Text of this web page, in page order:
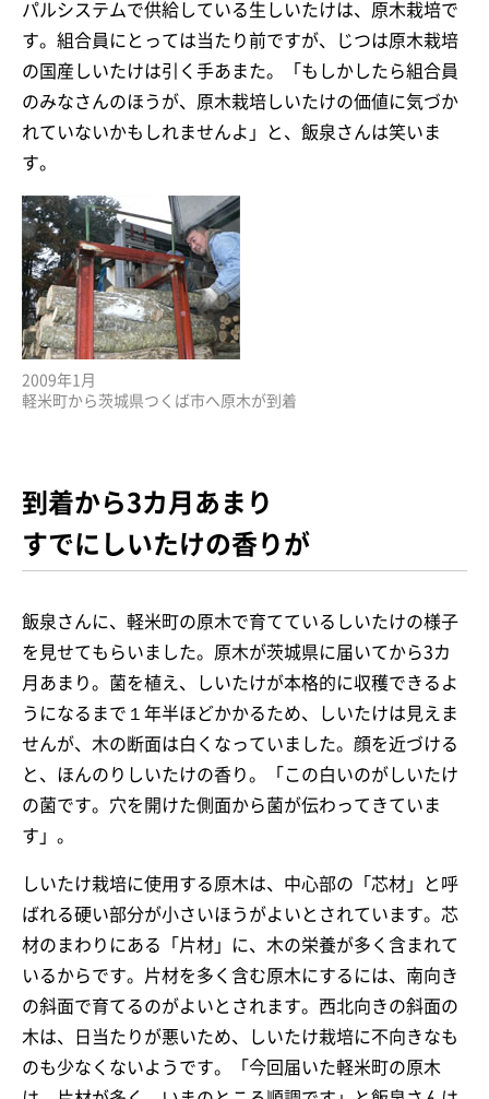
パルシステムで供給している生しいたけは、原木栽培で
す。組合員にとっては当たり前ですが、じつは原木栽培
の国産しいたけは引く手あまた。「もしかしたら組合員
のみなさんのほうが、原木栽培しいたけの価値に気づか
れていないかもしれませんよ」と、飯泉さんは笑いま
す。
2009年1月
軽米町から茨城県つくば市へ原木が到着
到着から3カ月あまり
すでにしいたけの香りが
飯泉さんに、軽米町の原木で育てているしいたけの様子
を見せてもらいました。原木が茨城県に届いてから3カ
月あまり。菌を植え、しいたけが本格的に収穫できるよ
うになるまで１年半ほどかかるため、しいたけは見えま
せんが、木の断面は白くなっていました。顔を近づける
と、ほんのりしいたけの香り。「この白いのがしいたけ
の菌です。穴を開けた側面から菌が伝わってきていま
す」。
しいたけ栽培に使用する原木は、中心部の「芯材」と呼
ばれる硬い部分が小さいほうがよいとされています。芯
材のまわりにある「片材」に、木の栄養が多く含まれて
いるからです。片材を多く含む原木にするには、南向き
の斜面で育てるのがよいとされます。西北向きの斜面の
木は、日当たりが悪いため、しいたけ栽培に不向きなも
のも少なくないようです。「今回届いた軽米町の原木